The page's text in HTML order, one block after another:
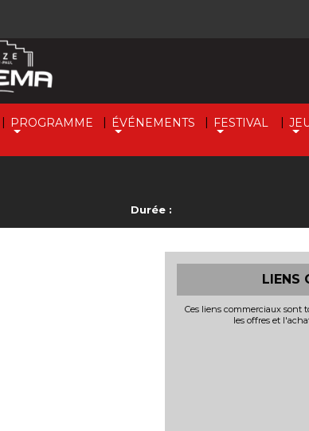
| PROGRAMME | ÉVÉNEMENTS | FESTIVAL |
Durée :
LIENS
Ces liens commerciaux sont
les offres et